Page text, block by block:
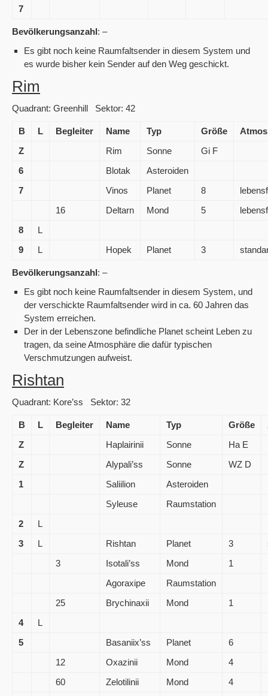
7
Bevölkerungsanzahl: –
Es gibt noch keine Raumfaltsender in diesem System und
es wurde bisher kein Sender auf den Weg geschickt.
Rim
Quadrant: Greenhill Sektor: 42
B L Begleiter Name Typ Größe
Z
Rim Sonne
Gi F
6
Blotak
Asteroiden
7
Vinos Planet 8
16
Deltarn Mond 5
8
L
9
L Hopek Planet 3
Bevölkerungsanzahl: –
Es gibt noch keine Raumfaltsender in diesem System, und
der verschickte Raumfaltsender wird in ca. 60 Jahren das
System erreichen.
Der in der Lebenszone befindliche Planet scheint Leben zu
tragen, da seine Atmosphäre die dafür typischen
Verschmutzungen aufweist.
Rishtan
Quadrant: Kore’ss Sektor: 32
B L Begleiter Name Typ Größe
Z
Haplairinii Sonne
Ha E
Z
Alypali’ss Sonne
WZ D
1
Saliilion
Asteroiden
Syleuse
Raumstation
2
L
3
L Rishtan Planet 3
3
Isotali’ss Mond 1
Agoraxipe
Raumstation
25
Brychinaxii Mond 1
4
L
5
Basaniix’ss Planet 6
12
Oxazinii Mond 4
60
Zelotilinii Mond 4